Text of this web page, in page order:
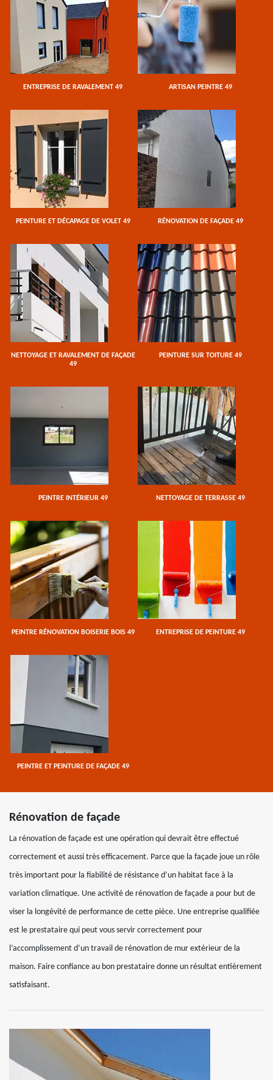
ENTREPRISE DE RAVALEMENT 49 ARTISAN PEINTRE 49
PEINTURE ET DÉCAPAGE DE VOLET 49 RÉNOVATION DE FAÇADE 49
NETTOYAGE ET RAVALEMENT DE FAÇADE
49
PEINTURE SUR TOITURE 49
PEINTRE INTÉRIEUR 49 NETTOYAGE DE TERRASSE 49
PEINTRE RÉNOVATION BOISERIE BOIS 49 ENTREPRISE DE PEINTURE 49
PEINTRE ET PEINTURE DE FAÇADE 49
Rénovation de façade
La rénovation de façade est une opération qui devrait être effectué
correctement et aussi très efficacement. Parce que la façade joue un rôle
très important pour la fiabilité de résistance d’un habitat face à la
variation climatique. Une activité de rénovation de façade a pour but de
viser la longévité de performance de cette pièce. Une entreprise qualifiée
est le prestataire qui peut vous servir correctement pour
l’accomplissement d’un travail de rénovation de mur extérieur de la
maison. Faire confiance au bon prestataire donne un résultat entièrement
satisfaisant.